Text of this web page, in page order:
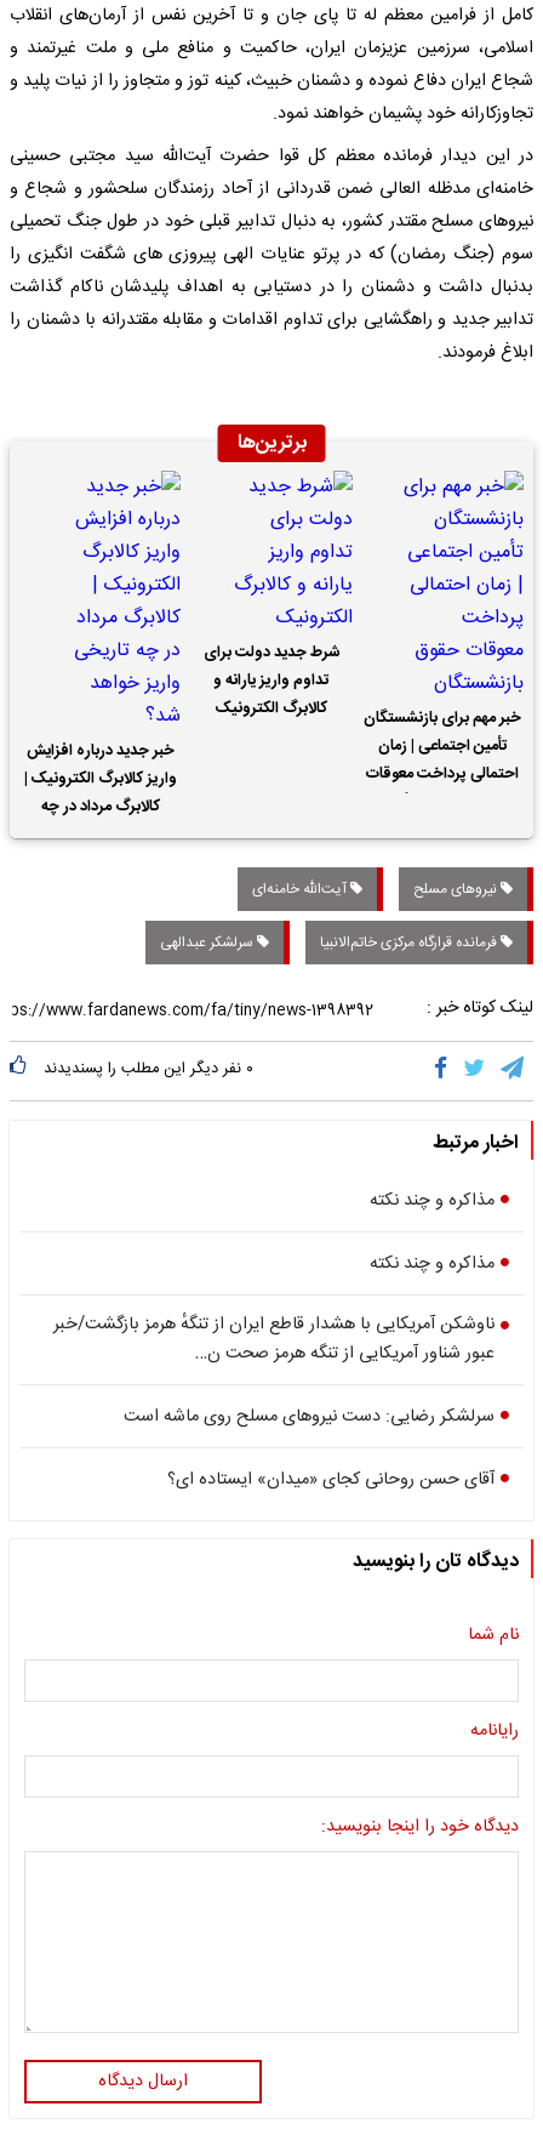
کامل از فرامین معظم له تا پای جان و تا آخرین نفس از آرمان‌های انقلاب
اسلامی، سرزمین عزیزمان ایران، حاکمیت و منافع ملی و ملت غیرتمند و
شجاع ایران دفاع نموده و دشمنان خبیث، کینه توز و متجاوز را از نیات پلید و
تجاوزکارانه خود پشیمان خواهند نمود‌.
در این دیدار فرمانده معظم کل قوا حضرت آیت‌الله سید مجتبی حسینی
خامنه‌ای مدظله العالی ضمن قدردانی از آحاد رزمندگان سلحشور و شجاع و
نیروهای مسلح مقتدر کشور، به دنبال تدابیر قبلی خود در طول جنگ تحمیلی
سوم (جنگ رمضان) که در پرتو عنایات الهی پیروزی های شگفت انگیزی را
بدنبال داشت و دشمنان را در دستیابی به اهداف پلیدشان ناکام گذاشت
تدابیر جدید و راهگشایی برای تداوم اقدامات و مقابله مقتدرانه با دشمنان را
ابلاغ فرمودند.
برترین‌ها
خبر مهم برای بازنشستگان
تأمین اجتماعی | زمان
احتمالی پرداخت معوقات
شرط جدید دولت برای
تداوم واریز یارانه و
کالابرگ الکترونیک
خبر جدید درباره افزایش
واریز کالابرگ الکترونیک |
کالابرگ مرداد در چه
تاریخی واریز خواهد شد؟
نیروهای مسلح آیت‌الله خامنه‌ای
فرمانده قرارگاه مرکزی خاتم‌الانبیا سرلشکر عبدالهی
لینک کوتاه خبر :
۰ نفر دیگر این مطلب را پسندیدند
اخبار مرتبط
مذاکره و چند نکته
مذاکره و چند نکته
ناوشکن آمریکایی با هشدار قاطع ایران از تنگهٔ هرمز بازگشت/خبر
عبور شناور آمریکایی از تنگه هرمز صحت ن…
سرلشکر رضایی: دست نیروهای مسلح روی ماشه است
آقای حسن روحانی کجای «میدان» ایستاده ای؟
دیدگاه تان را بنویسید
نام شما
رایانامه
دیدگاه خود را اینجا بنویسید:
ارسال دیدگاه